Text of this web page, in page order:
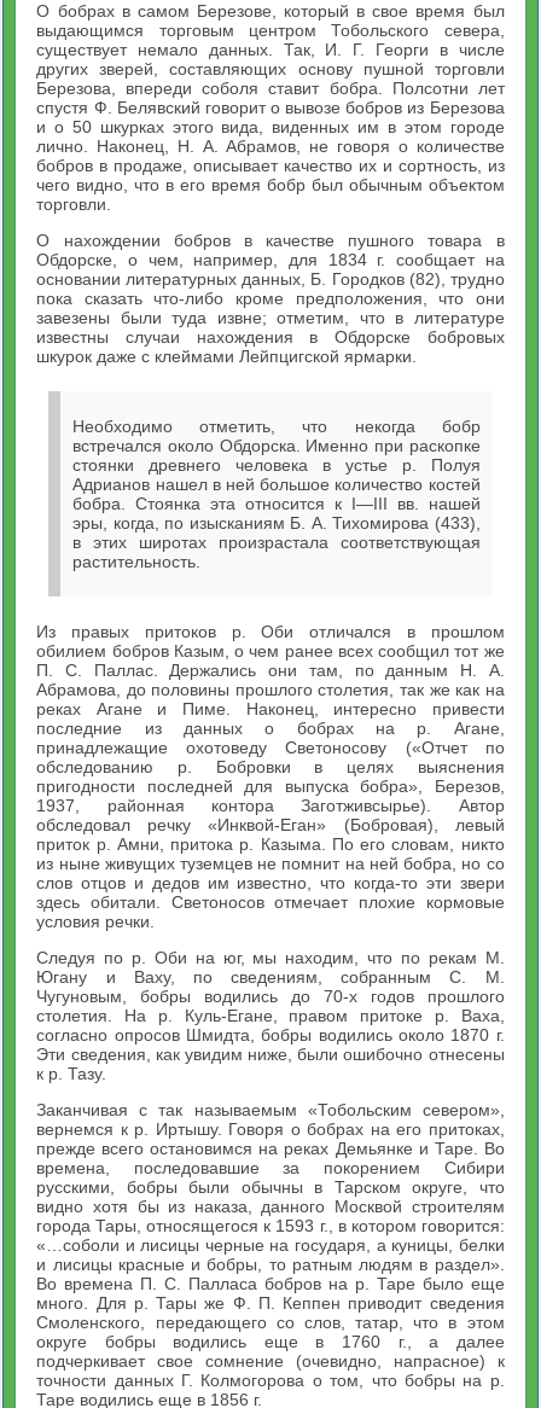
О бобрах в самом Березове, который в свое время был
выдающимся торговым центром Тобольского севера,
существует немало данных. Так, И. Г. Георги в числе
других зверей, составляющих основу пушной торговли
Березова, впереди соболя ставит бобра. Полсотни лет
спустя Ф. Белявский говорит о вывозе бобров из Березова
и о 50 шкурках этого вида, виденных им в этом городе
лично. Наконец, Н. А. Абрамов, не говоря о количестве
бобров в продаже, описывает качество их и сортность, из
чего видно, что в его время бобр был обычным объектом
торговли.
О нахождении бобров в качестве пушного товара в
Обдорске, о чем, например, для 1834 г. сообщает на
основании литературных данных, Б. Городков (82), трудно
пока сказать что-либо кроме предположения, что они
завезены были туда извне; отметим, что в литературе
известны случаи нахождения в Обдорске бобровых
шкурок даже с клеймами Лейпцигской ярмарки.
Необходимо отметить, что некогда бобр
встречался около Обдорска. Именно при раскопке
стоянки древнего человека в устье р. Полуя
Адрианов нашел в ней большое количество костей
бобра. Стоянка эта относится к I—III вв. нашей
эры, когда, по изысканиям Б. А. Тихомирова (433),
в этих широтах произрастала соответствующая
растительность.
Из правых притоков р. Оби отличался в прошлом
обилием бобров Казым, о чем ранее всех сообщил тот же
П. С. Паллас. Держались они там, по данным Н. А.
Абрамова, до половины прошлого столетия, так же как на
реках Агане и Пиме. Наконец, интересно привести
последние из данных о бобрах на р. Агане,
принадлежащие охотоведу Светоносову («Отчет по
обследованию р. Бобровки в целях выяснения
пригодности последней для выпуска бобра», Березов,
1937, районная контора Заготживсырье). Автор
обследовал речку «Инквой-Еган» (Бобровая), левый
приток р. Амни, притока р. Казыма. По его словам, никто
из ныне живущих туземцев не помнит на ней бобра, но со
слов отцов и дедов им известно, что когда-то эти звери
здесь обитали. Светоносов отмечает плохие кормовые
условия речки.
Следуя по р. Оби на юг, мы находим, что по рекам М.
Югану и Ваху, по сведениям, собранным С. М.
Чугуновым, бобры водились до 70-х годов прошлого
столетия. На р. Куль-Егане, правом притоке р. Ваха,
согласно опросов Шмидта, бобры водились около 1870 г.
Эти сведения, как увидим ниже, были ошибочно отнесены
к р. Тазу.
Заканчивая с так называемым «Тобольским севером»,
вернемся к р. Иртышу. Говоря о бобрах на его притоках,
прежде всего остановимся на реках Демьянке и Таре. Во
времена, последовавшие за покорением Сибири
русскими, бобры были обычны в Тарском округе, что
видно хотя бы из наказа, данного Москвой строителям
города Тары, относящегося к 1593 г., в котором говорится:
«…соболи и лисицы черные на государя, а куницы, белки
и лисицы красные и бобры, то ратным людям в раздел».
Во времена П. С. Палласа бобров на р. Таре было еще
много. Для р. Тары же Ф. П. Кеппен приводит сведения
Смоленского, передающего со слов, татар, что в этом
округе бобры водились еще в 1760 г., а далее
подчеркивает свое сомнение (очевидно, напрасное) к
точности данных Г. Колмогорова о том, что бобры на р.
Таре водились еще в 1856 г.